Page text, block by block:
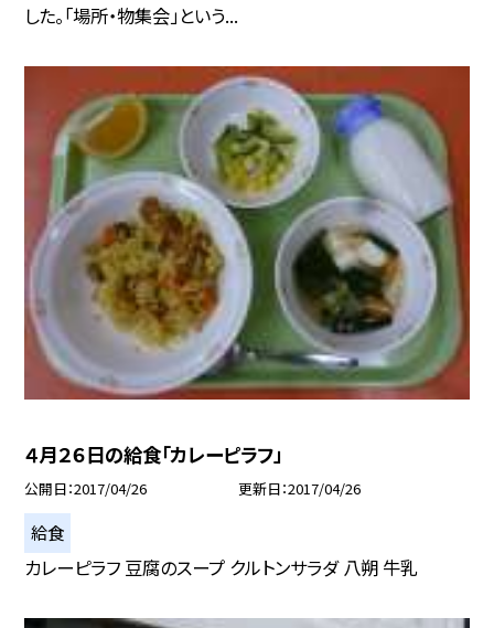
した。「場所・物集会」という...
４月２６日の給食「カレーピラフ」
公開日 2017/04/26 更新日 2017/04/26
給食
カレーピラフ 豆腐のスープ クルトンサラダ 八朔 牛乳